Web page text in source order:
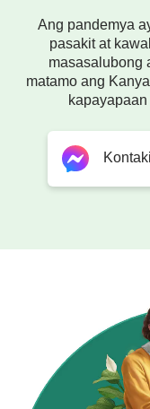
ay ang
Kapag sila'y
nang may
Mas 'di nakaayon
mas malalim
Pag-isipan ito'ng
Ang pandemya
pasakit at
masasalubong
matamo ang